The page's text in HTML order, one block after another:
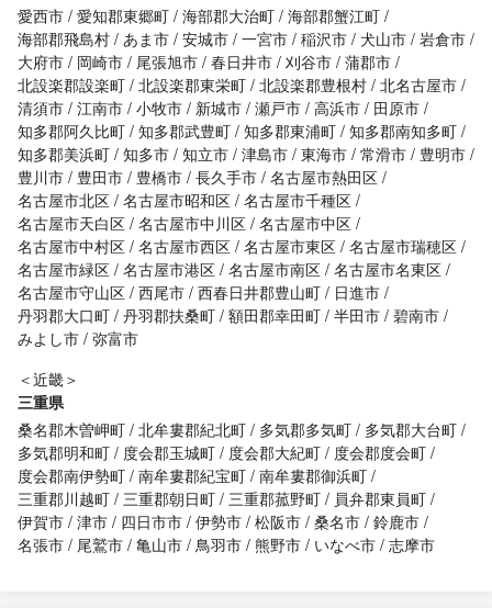
愛西市 愛知郡東郷町 海部郡大治町 海部郡蟹江町
海部郡飛島村 あま市 安城市 一宮市 稲沢市 犬山市 岩倉市
大府市
岡崎市 尾張旭市 春日井市 刈谷市 蒲郡市
北設楽郡設楽町 北設楽郡東栄町 北設楽郡豊根村 北名古屋市
清須市 江南市 小牧市 新城市 瀬戸市 高浜市
田原市
知多郡阿久比町 知多郡武豊町 知多郡東浦町 知多郡南知多町
知多郡美浜町 知多市 知立市 津島市 東海市 常滑市
豊明市
豊川市
豊田市 豊橋市 長久手市 名古屋市熱田区
名古屋市北区 名古屋市昭和区 名古屋市千種区
名古屋市天白区 名古屋市中川区 名古屋市中区
名古屋市中村区 名古屋市西区 名古屋市東区 名古屋市瑞穂区
名古屋市緑区 名古屋市港区 名古屋市南区 名古屋市名東区
名古屋市守山区 西尾市 西春日井郡豊山町
日進市
丹羽郡大口町 丹羽郡扶桑町 額田郡幸田町 半田市 碧南市
みよし市 弥富市
＜近畿＞
三重県
桑名郡木曽岬町 北牟婁郡紀北町 多気郡多気町
多気郡大台町
多気郡明和町
度会郡玉城町 度会郡大紀町
度会郡度会町
度会郡南伊勢町 南牟婁郡紀宝町 南牟婁郡御浜町
三重郡川越町 三重郡朝日町 三重郡菰野町
員弁郡東員町
伊賀市 津市 四日市市 伊勢市 松阪市 桑名市 鈴鹿市
名張市
尾鷲市 亀山市 鳥羽市 熊野市 いなべ市 志摩市